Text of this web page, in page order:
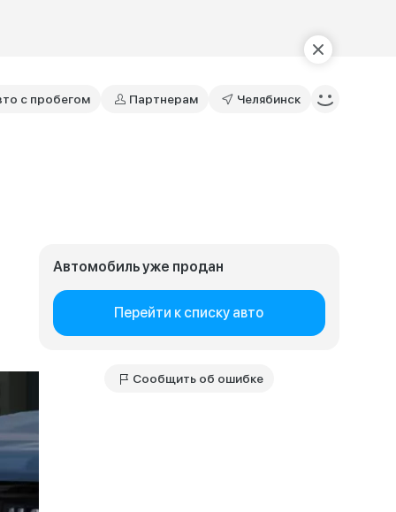
с пробегом Партнерам Челябинск
Автомобиль уже продан
Перейти к списку авто
Сообщить об ошибке